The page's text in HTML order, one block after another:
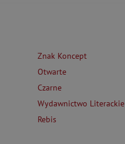
Znak Koncept
Otwarte
Czarne
Wydawnictwo Literackie
Rebis